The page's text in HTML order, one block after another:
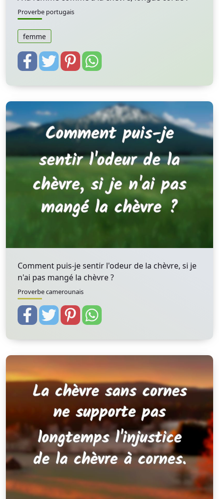
Proverbe portugais
femme
Comment puis-je sentir l'odeur de la chèvre, si je
n'ai pas mangé la chèvre ?
Proverbe camerounais